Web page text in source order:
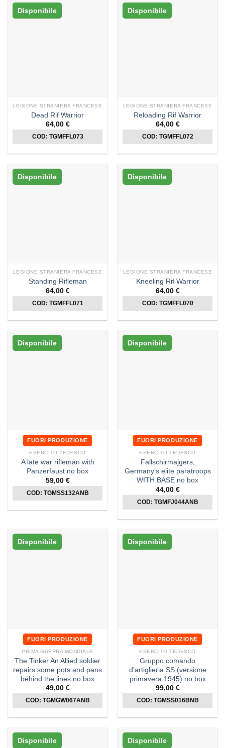
Disponibile
LEGIONE STRANIERA FRANCESE
Dead Rif Warrior
64,00 €
COD: TGMFFL073
Disponibile
LEGIONE STRANIERA FRANCESE
Reloading Rif Warrior
64,00 €
COD: TGMFFL072
Disponibile
LEGIONE STRANIERA FRANCESE
Standing Rifleman
64,00 €
COD: TGMFFL071
Disponibile
LEGIONE STRANIERA FRANCESE
Kneeling Rif Warrior
64,00 €
COD: TGMFFL070
Disponibile
FUORI PRODUZIONE
ESERCITO TEDESCO
A late war rifleman with
Panzerfaust no box
59,00 €
COD: TGMSS132ANB
Disponibile
FUORI PRODUZIONE
ESERCITO TEDESCO
Fallschirmajgers,
Germany’s elite paratroops
WITH BASE no box
44,00 €
COD: TGMFJ044ANB
Disponibile
FUORI PRODUZIONE
PRIMA GUERRA MONDIALE
The Tinker An Allied soldier
repairs some pots and pans
behind the lines no box
49,00 €
COD: TGMGW067ANB
Disponibile
FUORI PRODUZIONE
ESERCITO TEDESCO
Gruppo comando
d’artiglieria SS (versione
primavera 1945) no box
99,00 €
COD: TGMSS016BNB
Disponibile Disponibile